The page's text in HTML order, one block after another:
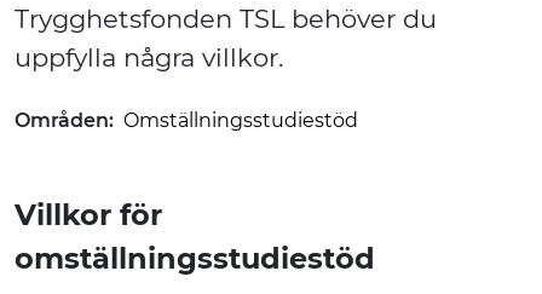
Trygghetsfonden TSL behöver du
uppfylla några villkor.
Områden: Omställningsstudiestöd
Villkor för
omställningsstudiestöd